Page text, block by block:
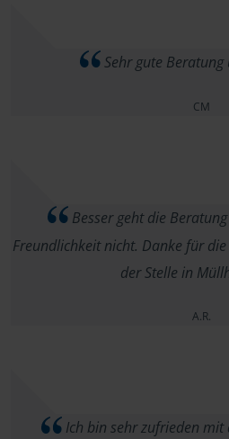
Sehr gute Beratung
CM
Besser geht die
Freundlichkeit nicht. Danke für
der Stelle in
A.R.
Ich bin sehr zufrieden